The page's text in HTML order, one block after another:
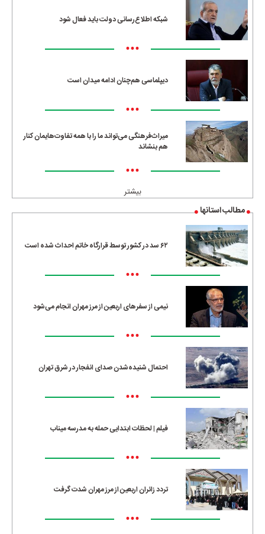
شبکه اطلاع‌رسانی دولت باید فعال شود
•••
دیپلماسی هم‌چنان ادامه میدان است
•••
میراث‌فرهنگی می‌تواند ما را با همه تفاوت‌هایمان کنار
هم بنشاند
•••
بیشتر
مطالب استانها
۶۲ سد در کشور توسط قرارگاه خاتم احداث شده است
•••
نیمی از سفرهای اربعین از مرز مهران انجام می‌شود
•••
احتمال شنیده‌شدن صدای انفجار در شرق تهران
•••
فیلم | لحظات ابتدایی حمله به مدرسه میناب
•••
تردد زائران اربعین از مرز مهران شدت گرفت
•••